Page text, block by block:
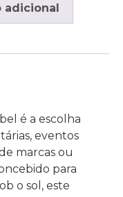
adicional
é a escolha
eventos
marcas ou
para
o sol, este